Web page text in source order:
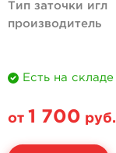
Тип заточки игл
производитель
Есть на складе
от 1 700 руб.